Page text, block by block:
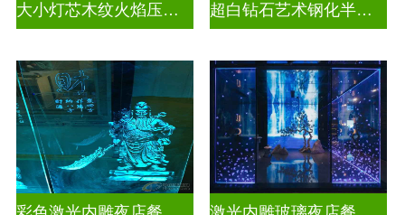
大小灯芯木纹火焰压花玻璃 超白钻石艺术钢化半透明压花玻璃